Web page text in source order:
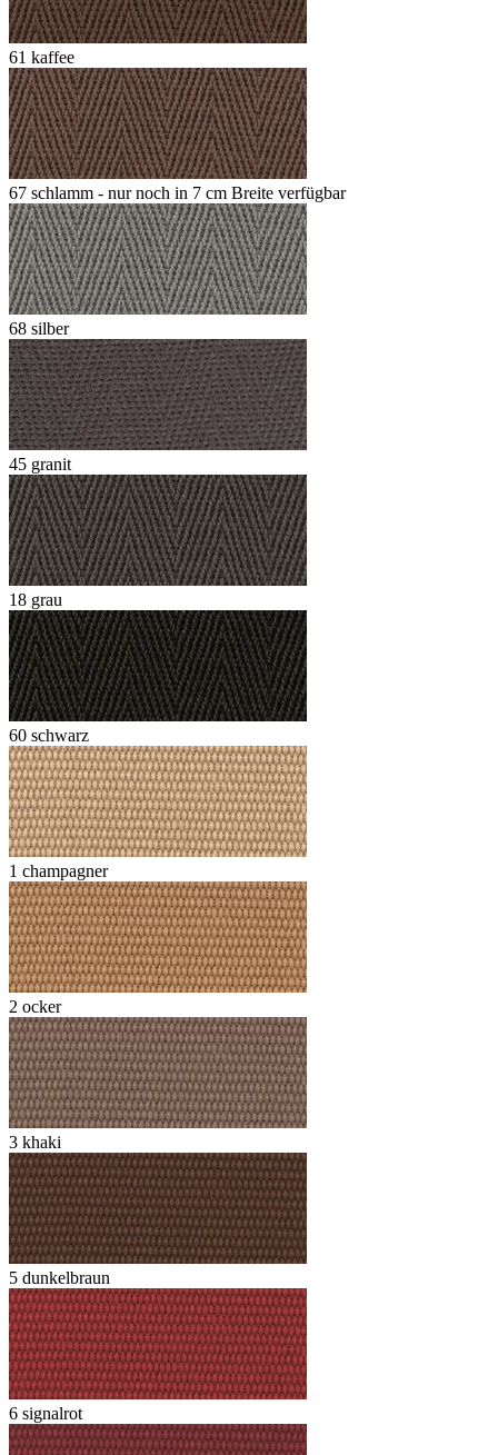
61 kaffee
67 schlamm - nur noch in 7 cm Breite verfügbar
68 silber
45 granit
18 grau
60 schwarz
1 champagner
2 ocker
3 khaki
5 dunkelbraun
6 signalrot